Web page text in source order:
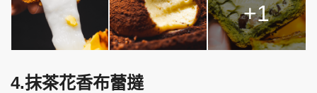
+1
4.抹茶花香布蕾撻